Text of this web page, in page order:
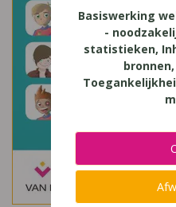
Basiswerking
-
statistieken,